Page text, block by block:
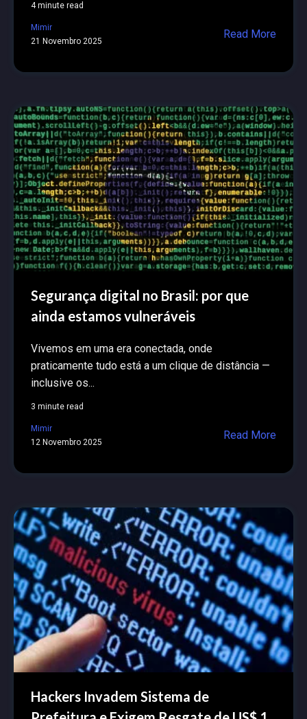
4 minute read
Mimir
21 Novembro 2025
Read More
Segurança digital no Brasil: por que
ainda estamos vulneráveis
Vivemos em uma era conectada, onde
praticamente tudo está a um clique de distância —
inclusive os...
3 minute read
Mimir
12 Novembro 2025
Read More
Hackers Invadem Sistema de